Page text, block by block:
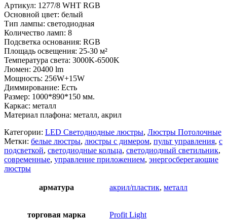
Артикул: 1277/8 WHT RGB
Основной цвет: белый
Тип лампы: светодиодная
Количество ламп: 8
Подсветка основания: RGB
Площадь освещения: 25-30 м²
Температура света: 3000K-6500K
Люмен: 20400 lm
Мощность: 256W+15W
Диммирование: Есть
Размер: 1000*890*150 мм.
Каркас: металл
Материал плафона: металл, акрил
Категории: LED Светодиодные люстры, Люстры Потолочные
Метки: белые люстры, люстры с димером, пульт управления, с
подсветкой, светодиодные кольца, светодиодный светильник,
современные, управление приложением, энергосберегающие
люстры
арматура акрил/пластик, металл
торговая марка Profit Light